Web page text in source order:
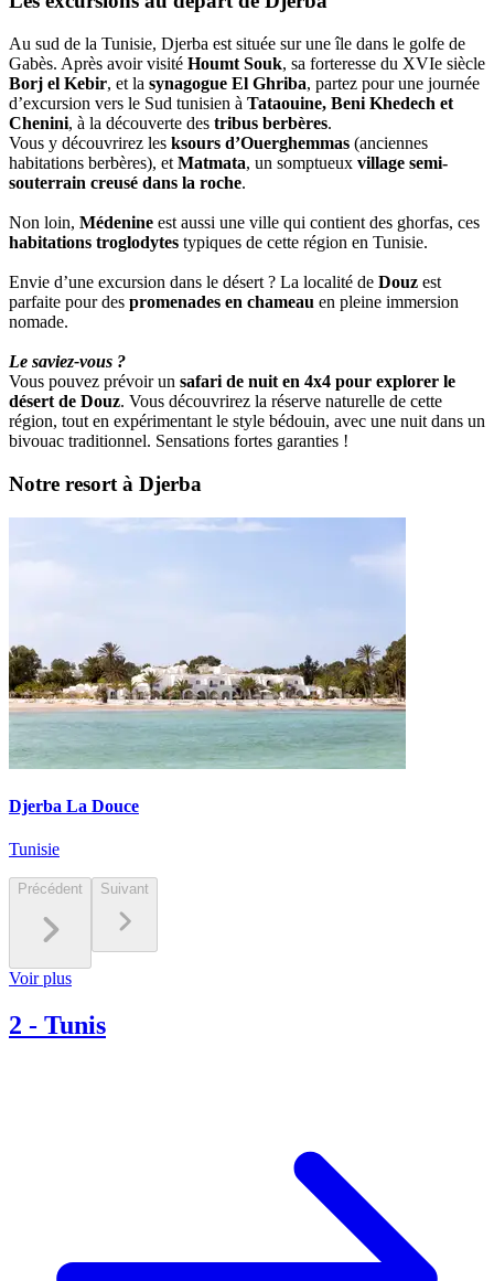
Au sud de la Tunisie, Djerba est située sur une île dans le golfe de
Gabès. Après avoir visité Houmt Souk, sa forteresse du XVIe siècle
Borj el Kebir, et la synagogue El Ghriba, partez pour une journée
d’excursion vers le Sud tunisien à Tataouine, Beni Khedech et
Chenini, à la découverte des tribus berbères.
Vous y découvrirez les ksours d’Ouerghemmas (anciennes
habitations berbères), et Matmata, un somptueux village semi-
souterrain creusé dans la roche.
Non loin, Médenine est aussi une ville qui contient des ghorfas, ces
habitations troglodytes typiques de cette région en Tunisie.
Envie d’une excursion dans le désert ? La localité de Douz est
parfaite pour des promenades en chameau en pleine immersion
nomade.
Le saviez-vous ?
Vous pouvez prévoir un safari de nuit en 4x4 pour explorer le
désert de Douz. Vous découvrirez la réserve naturelle de cette
région, tout en expérimentant le style bédouin, avec une nuit dans un
bivouac traditionnel. Sensations fortes garanties !
Notre resort à Djerba
Djerba La Douce
Tunisie
Précédent Suivant
Voir plus
2 - Tunis